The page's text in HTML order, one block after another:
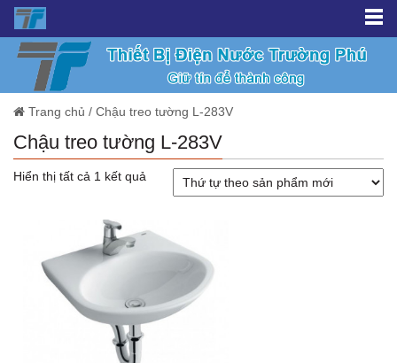
Trang chủ / Chậu treo tường L-283V
Chậu treo tường L-283V
Hiển thị tất cả 1 kết quả